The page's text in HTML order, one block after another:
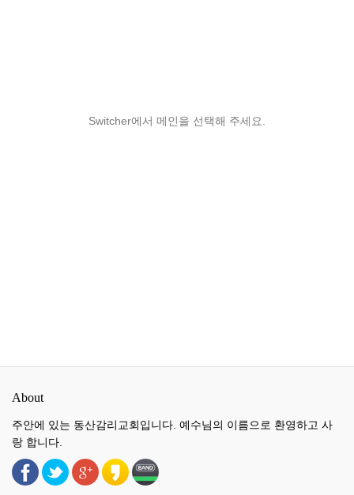
Switcher에서 메인을 선택해 주세요.
About
주안에 있는 동산감리교회입니다. 예수님의 이름으로 환영하고 사
랑 합니다.